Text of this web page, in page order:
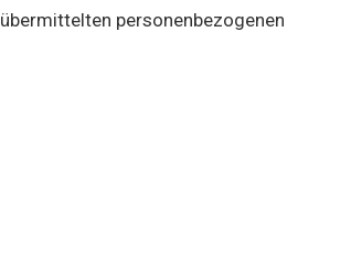
personenbezogenen